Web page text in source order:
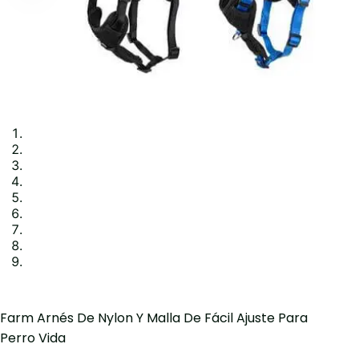
Farm Arnés De Nylon Y Malla De Fácil Ajuste Para
Perro Vida